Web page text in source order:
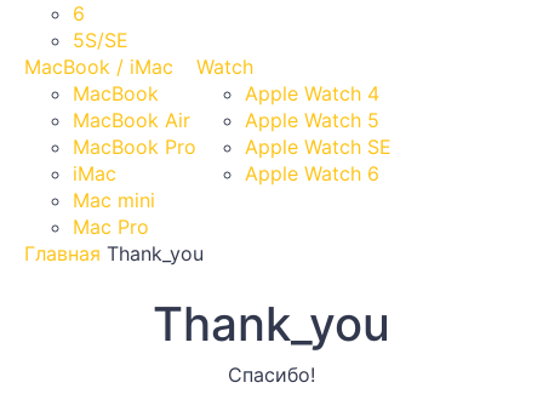
6
5S/SE
MacBook / iMac
MacBook
MacBook Air
MacBook Pro
iMac
Mac mini
Mac Pro
Watch
Apple Watch 4
Apple Watch 5
Apple Watch SE
Apple Watch 6
Главная Thank_you
Thank_you
Спасибо!